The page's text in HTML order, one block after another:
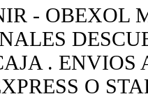
- OBEXOL
. ENVIOS
O